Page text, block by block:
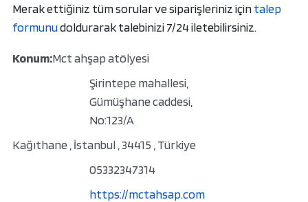
Merak ettiğiniz tüm sorular ve siparişleriniz içintalep
formunudoldurarak talebinizi 7/24 iletebilirsiniz.
Konum:Mct ahşap atölyesi
Şirintepe mahallesi,
Gümüşhane caddesi,
No:123/A
Kağıthane İstanbul 34415 Türkiye
05332347314
https://mctahsap.com